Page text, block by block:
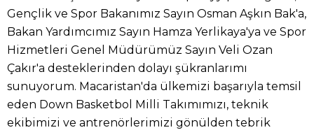
Gençlik ve Spor Bakanımız Sayın Osman Aşkın Bak'a,
Bakan Yardımcımız Sayın Hamza Yerlikaya'ya ve Spor
Hizmetleri Genel Müdürümüz Sayın Veli Ozan
Çakır'a desteklerinden dolayı şükranlarımı
sunuyorum. Macaristan'da ülkemizi başarıyla temsil
eden Down Basketbol Milli Takımımızı, teknik
ekibimizi ve antrenörlerimizi gönülden tebrik